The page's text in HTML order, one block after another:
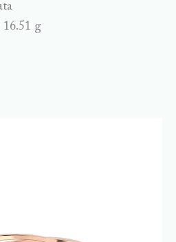
16.51 g